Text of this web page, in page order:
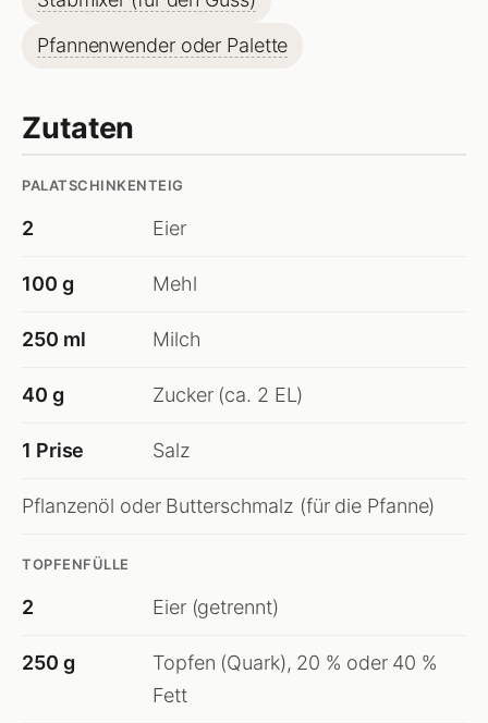
Pfannenwender oder Palette
Zutaten
PALATSCHINKENTEIG
2 Eier
100 g Mehl
250 ml Milch
40 g Zucker (ca. 2 EL)
1 Prise Salz
Pflanzenöl oder Butterschmalz (für die Pfanne)
TOPFENFÜLLE
2 Eier (getrennt)
250 g
Topfen (Quark), 20 % oder 40 %
Fett